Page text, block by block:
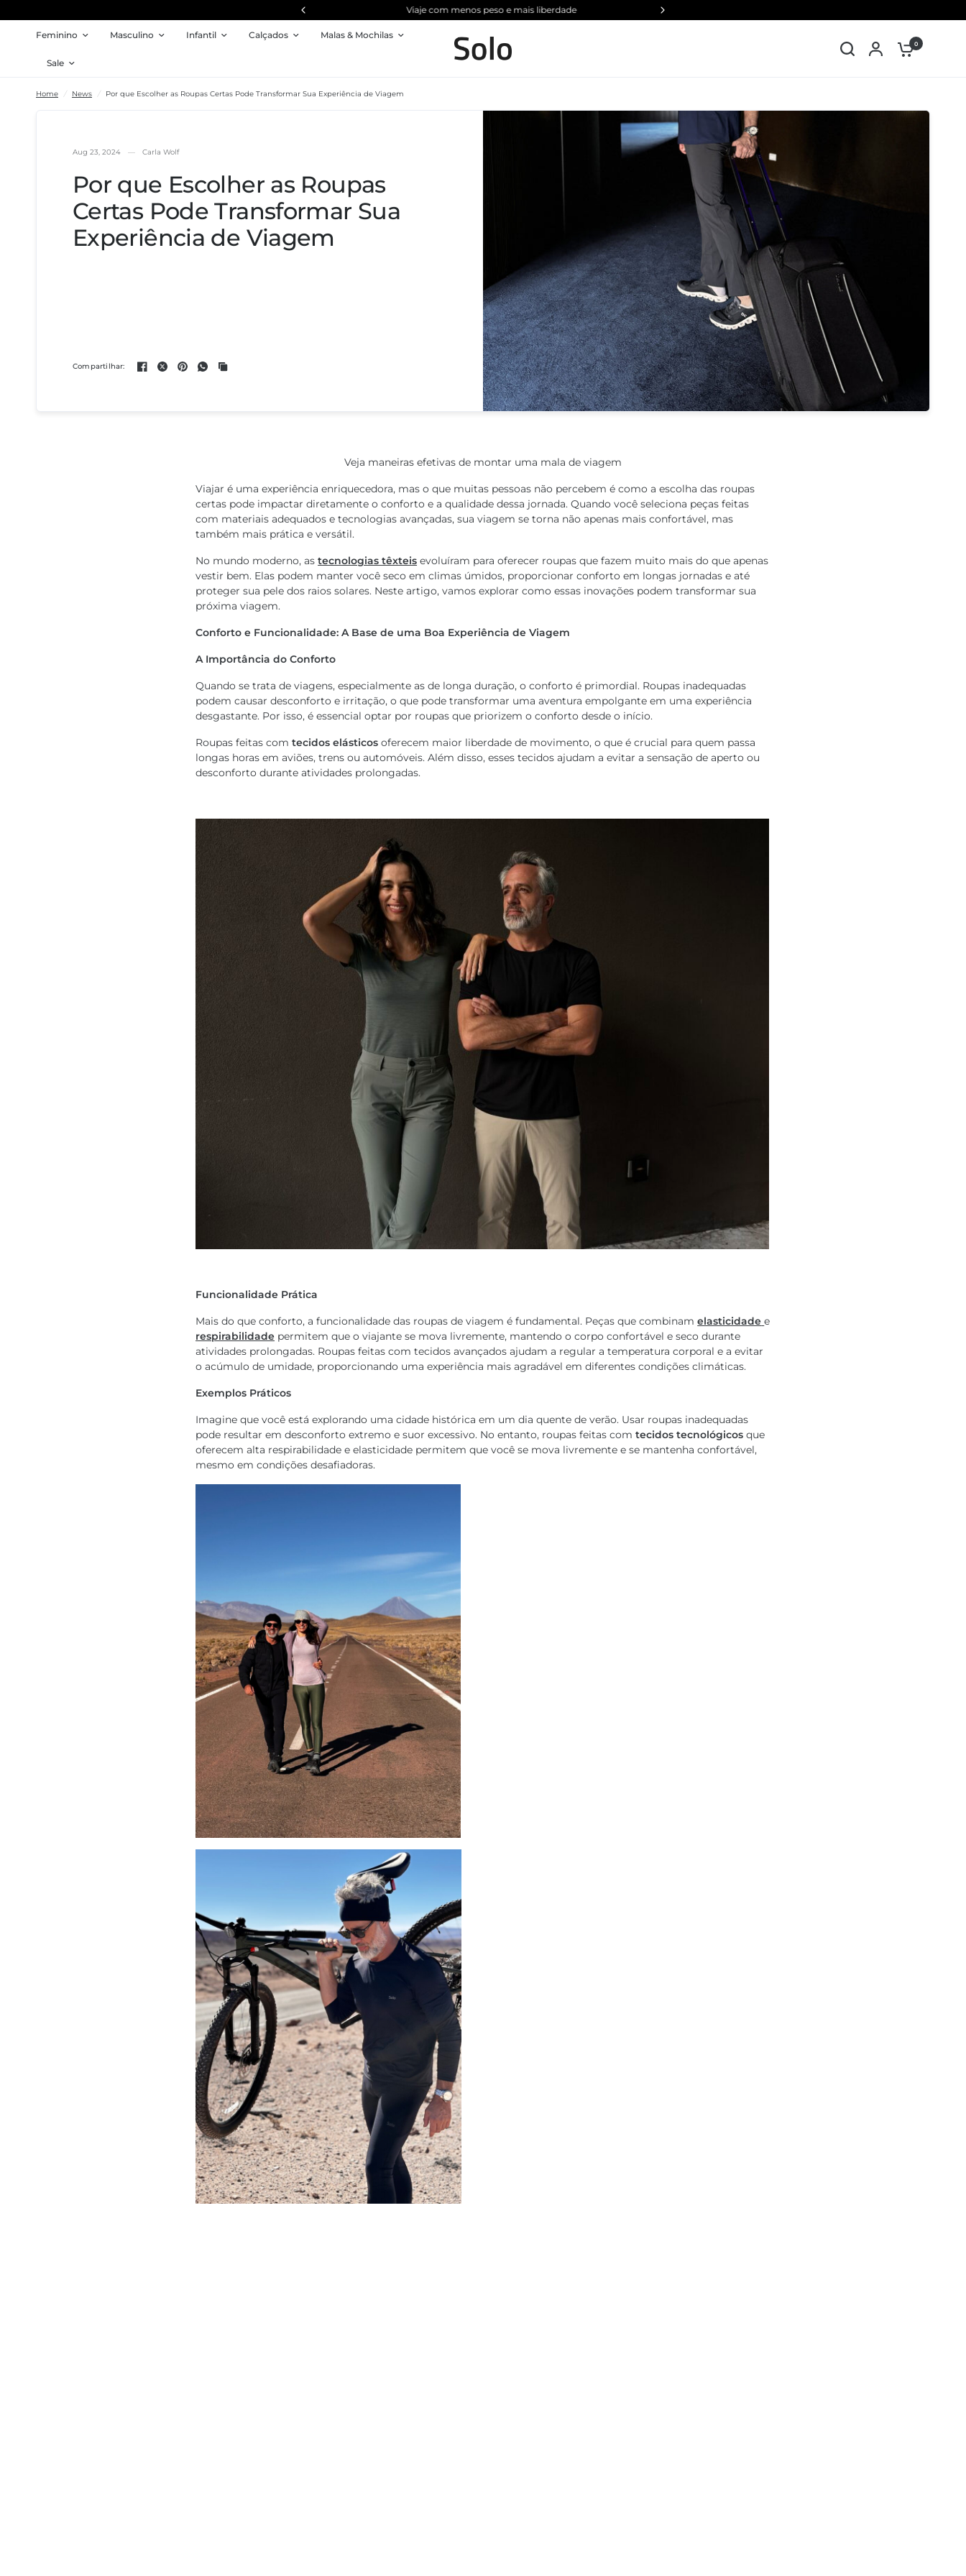
Viaje com menos peso e mais liberdade
Feminino Masculino Infantil Calçados Malas & Mochilas
Sale
0
Home / News / Por que Escolher as Roupas Certas Pode Transformar Sua Experiência de Viagem
Por que Escolher as Roupas Certas Pode Transformar Sua Experiência de Viagem
Aug 23, 2024 Carla Wolf
Por que Escolher as Roupas
Certas Pode Transformar Sua
Experiência de Viagem
Compartilhar:
Veja maneiras efetivas de montar uma mala de viagem
Viajar é uma experiência enriquecedora, mas o que muitas pessoas não percebem é como a escolha das roupas
certas pode impactar diretamente o conforto e a qualidade dessa jornada. Quando você seleciona peças feitas
com materiais adequados e tecnologias avançadas, sua viagem se torna não apenas mais confortável, mas
também mais prática e versátil.
No mundo moderno, astecnologias têxteis evoluíram para oferecer roupas que fazem muito mais do que apenas
vestir bem. Elas podem manter você seco em climas úmidos, proporcionar conforto em longas jornadas e até
proteger sua pele dos raios solares. Neste artigo, vamos explorar como essas inovações podem transformar sua
próxima viagem.
Conforto e Funcionalidade: A Base de uma Boa Experiência de Viagem
A Importância do Conforto
Quando se trata de viagens, especialmente as de longa duração, o conforto é primordial. Roupas inadequadas
podem causar desconforto e irritação, o que pode transformar uma aventura empolgante em uma experiência
desgastante. Por isso, é essencial optar por roupas que priorizem o conforto desde o início.
Roupas feitas comtecidos elásticos oferecem maior liberdade de movimento, o que é crucial para quem passa
longas horas em aviões, trens ou automóveis. Além disso, esses tecidos ajudam a evitar a sensação de aperto ou
desconforto durante atividades prolongadas.
Funcionalidade Prática
Mais do que conforto, a funcionalidade das roupas de viagem é fundamental. Peças que combinamelasticidade e
respirabilidade permitem que o viajante se mova livremente, mantendo o corpo confortável e seco durante
atividades prolongadas. Roupas feitas com tecidos avançados ajudam a regular a temperatura corporal e a evitar
o acúmulo de umidade, proporcionando uma experiência mais agradável em diferentes condições climáticas.
Exemplos Práticos
Imagine que você está explorando uma cidade histórica em um dia quente de verão. Usar roupas inadequadas
pode resultar em desconforto extremo e suor excessivo. No entanto, roupas feitas comtecidos tecnológicos que
oferecem alta respirabilidade e elasticidade permitem que você se mova livremente e se mantenha confortável,
mesmo em condições desafiadoras.